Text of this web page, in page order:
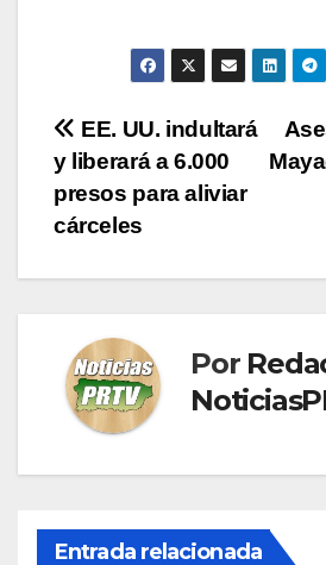
Navegación
de
entradas
EE. UU. indultará
y liberará a 6.000
presos para aliviar
cárceles
Por
Entrada relacionada